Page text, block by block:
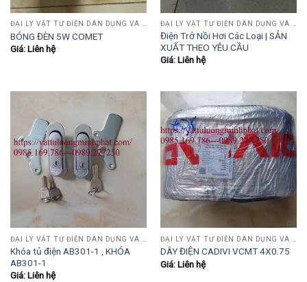
ĐẠI LÝ VẬT TƯ ĐIỆN DÂN DỤNG VÀ CÔNG NGHIỆP , TỰ ĐỘNG HÓA.....
BÓNG ĐÈN 5W COMET
Giá: Liên hệ
ĐẠI LÝ VẬT TƯ ĐIỆN DÂN DỤNG VÀ CÔNG NGHIỆP , TỰ ĐỘNG HÓA.....
Điện Trở Nồi Hơi Các Loại | SẢN
XUẤT THEO YÊU CẦU
Giá: Liên hệ
Khóa tủ điện AB301-1 , KHÓA
AB301-1
Giá: Liên hệ
DÂY ĐIỆN CADIVI VCMT 4X0.75
Giá: Liên hệ